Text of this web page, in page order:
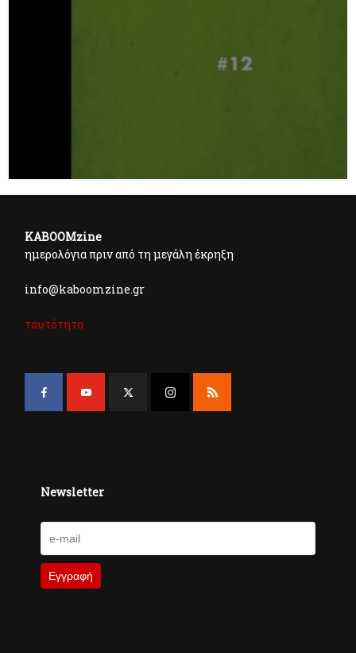
KABOOMzine
ημερολόγια πριν από τη μεγάλη έκρηξη
info@kaboomzine.gr
ταυτότητα
Newsletter